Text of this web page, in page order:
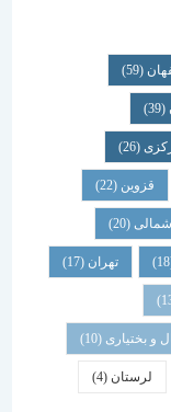
تهران
(10)
(4)